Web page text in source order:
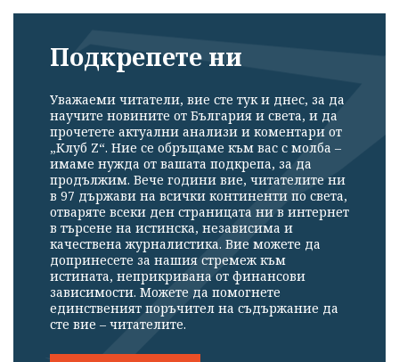
Подкрепете ни
Уважаеми читатели, вие сте тук и днес, за да
научите новините от България и света, и да
прочетете актуални анализи и коментари от
„Клуб Z“. Ние се обръщаме към вас с молба –
имаме нужда от вашата подкрепа, за да
продължим. Вече години вие, читателите ни
в 97 държави на всички континенти по света,
отваряте всеки ден страницата ни в интернет
в търсене на истинска, независима и
качествена журналистика. Вие можете да
допринесете за нашия стремеж към
истината, неприкривана от финансови
зависимости. Можете да помогнете
единственият поръчител на съдържание да
сте вие – читателите.